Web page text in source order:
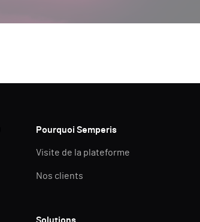
Pourquoi Semperis
Visite de la plateforme
Nos clients